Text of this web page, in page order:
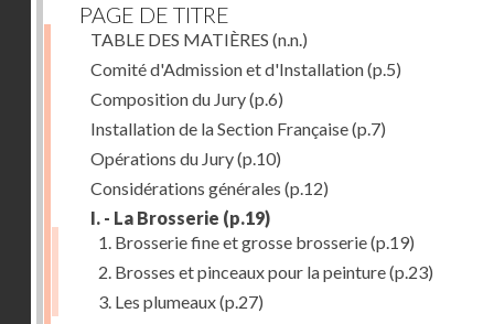
PAGE DE TITRE
TABLE DES MATIÈRES (n.n.)
Comité d'Admission et d'Installation(p.5)
Composition du Jury(p.6)
Installation de la Section Française(p.7)
Opérations du Jury(p.10)
Considérations générales (p.12)
I. - La Brosserie (p.19)
1. Brosserie fine et grosse brosserie(p.19)
2. Brosses et pinceaux pour la peinture(p.23)
3. Les plumeaux(p.27)